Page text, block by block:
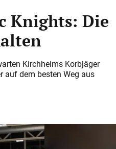
Knights: Die
Kirchheims Korbjäger
auf dem besten Weg aus